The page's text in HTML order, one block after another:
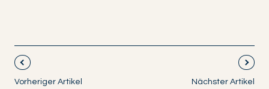
Vorheriger Artikel
Nächster Artikel